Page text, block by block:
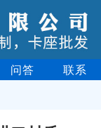
问答 联系